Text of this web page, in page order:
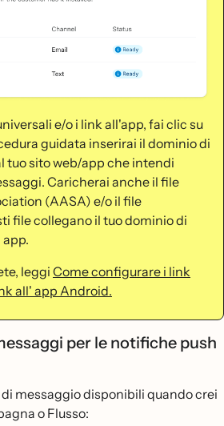
e/o i link all'app, fai clic su
guidata inserirai il dominio di
tuo sito web/app che intendi
Caricherai anche il file
(AASA) e/o il file
file collegano il tuo dominio di
leggi Come configurare i link
all' app Android.
per le notifiche push
messaggio disponibili quando crei
o Flusso: